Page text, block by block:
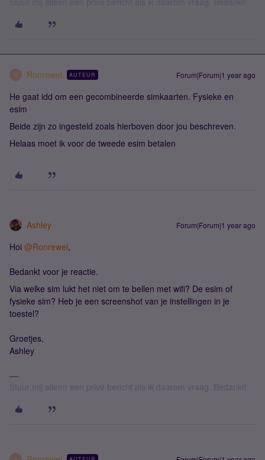
R Ronrewel AUTEUR Forum|Forum|1 year ago
He gaat idd om een gecombineerde simkaarten. Fysieke en
esim
Beide zijn zo ingesteld zoals hierboven door jou beschreven.
Helaas moet ik voor de tweede esim betalen
Ashley Forum|Forum|1 year ago
Hoi ​ @Ronrewel,
Bedankt voor je reactie.
Via welke sim lukt het niet om te bellen met wifi? De esim of
fysieke sim? Heb je een screenshot van je instellingen in je
toestel?
Groetjes,
Ashley
Stuur mij alleen een privé bericht als ik daarom vraag. Bedankt!